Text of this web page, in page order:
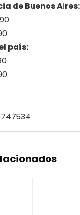
de Buenos Aires:
país: